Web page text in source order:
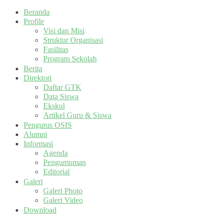
Beranda
Profile
Visi dan Misi
Struktur Organisasi
Fasilitas
Program Sekolah
Berita
Direktori
Daftar GTK
Data Siswa
Ekskul
Artikel Guru & Siswa
Pengurus OSIS
Alumni
Informasi
Agenda
Pengumuman
Editorial
Galeri
Galeri Photo
Galeri Video
Download